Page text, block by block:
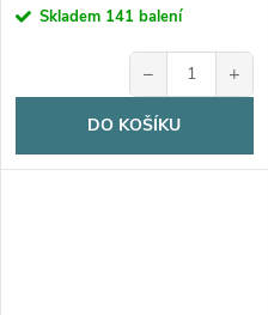
cena:Skladem 141 balení
− +
DO KOŠÍKU